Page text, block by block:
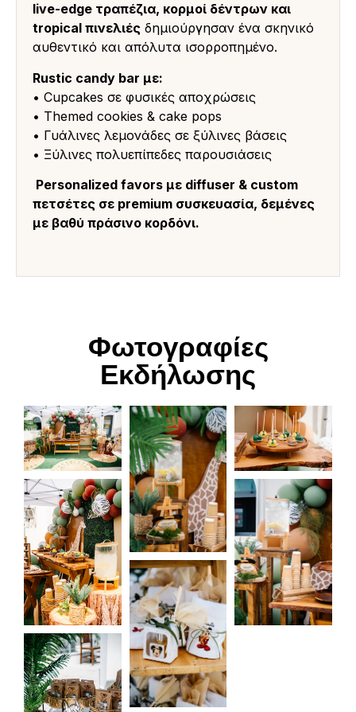
live-edge τραπέζια, κορμοί δέντρων και
tropical πινελιές δημιούργησαν ένα σκηνικό
αυθεντικό και απόλυτα ισορροπημένο.
Rustic candy bar με:
• Cupcakes σε φυσικές αποχρώσεις
• Themed cookies & cake pops
• Γυάλινες λεμονάδες σε ξύλινες βάσεις
• Ξύλινες πολυεπίπεδες παρουσιάσεις
Personalized favors με diffuser & custom
πετσέτες σε premium συσκευασία, δεμένες
με βαθύ πράσινο κορδόνι.
Φωτογραφίες
Εκδήλωσης